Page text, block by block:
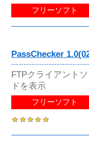
フリーソフト
PassChecker
FTPクライアント
ドを表示
フリーソフト